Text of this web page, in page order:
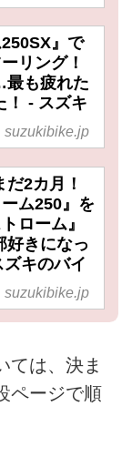
250SX』で
リング！
も疲れた
！ - スズキ
suzukibike.jp
2カ月！
ム250』を
ローム』
好きになっ
キのバイ
suzukibike.jp
ては、決ま
ページで順